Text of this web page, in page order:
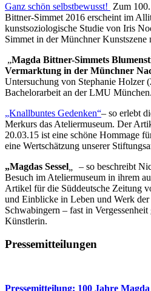
Ganz schön selbstbewusst! Zum
Bittner-Simmet 2016 erscheint im
kunstsoziologische Studie von Iris
Simmet in der Münchner Kunstszene
„Magda Bittner-Simmets
Vermarktung in der Münchner
Untersuchung von Stephanie Holzer
Bachelorarbeit an der LMU München.
„Knallbuntes Gedenken“– so erlebt
Merkurs das Ateliermuseum. Der
20.03.15 ist eine schöne Hommage
eine Wertschätzung unserer
„Magdas Sessel
– so beschreibt
Besuch im Ateliermuseum in ihrem
Artikel für die Süddeutsche Zeitung
und Einblicke in Leben und Werk der
Schwabingern – fast in
Künstlerin.
Pressemitteilungen
Pressemitteilung: 100 Jahre